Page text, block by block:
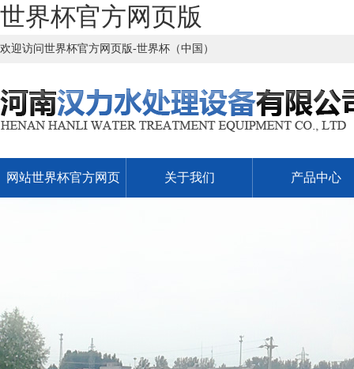
世界杯官方网页版
欢迎访问世界杯官方网页版-世界杯（中国）
网站世界杯官方网页 关于我们 产品中心